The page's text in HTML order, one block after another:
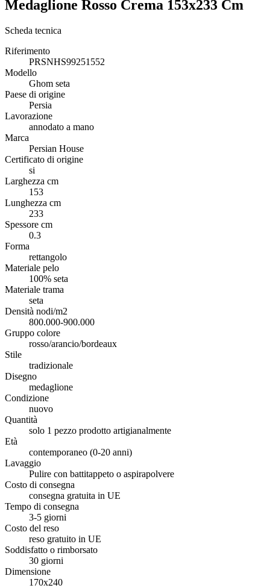
Medaglione Rosso Crema 153x233 Cm
Scheda tecnica
Riferimento
PRSNHS99251552
Modello
Ghom seta
Paese di origine
Persia
Lavorazione
annodato a mano
Marca
Persian House
Certificato di origine
si
Larghezza cm
153
Lunghezza cm
233
Spessore cm
0.3
Forma
rettangolo
Materiale pelo
100% seta
Materiale trama
seta
Densità nodi/m2
800.000-900.000
Gruppo colore
rosso/arancio/bordeaux
Stile
tradizionale
Disegno
medaglione
Condizione
nuovo
Quantità
solo 1 pezzo prodotto artigianalmente
Età
contemporaneo (0-20 anni)
Lavaggio
Pulire con battitappeto o aspirapolvere
Costo di consegna
consegna gratuita in UE
Tempo di consegna
3-5 giorni
Costo del reso
reso gratuito in UE
Soddisfatto o rimborsato
30 giorni
Dimensione
170x240